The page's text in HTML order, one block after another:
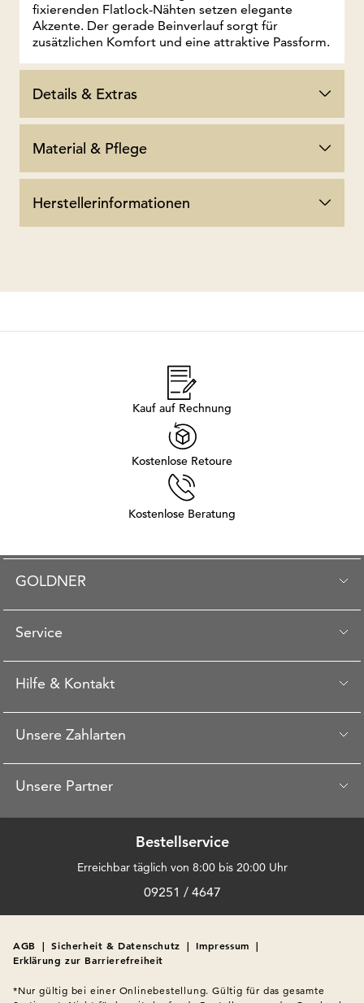
fixierenden Flatlock-Nähten setzen elegante
Akzente. Der gerade Beinverlauf sorgt für
zusätzlichen Komfort und eine attraktive Passform.
Details & Extras
Material & Pflege
Herstellerinformationen
Kauf auf Rechnung
Kostenlose Retoure
Kostenlose Beratung
GOLDNER
Service
Hilfe & Kontakt
Unsere Zahlarten
Unsere Partner
Bestellservice
Erreichbar täglich von 8:00 bis 20:00 Uhr
09251 / 4647
AGB | Sicherheit & Datenschutz | Impressum |
Erklärung zur Barrierefreiheit
*Nur gültig bei einer Onlinebestellung. Gültig für das gesamte